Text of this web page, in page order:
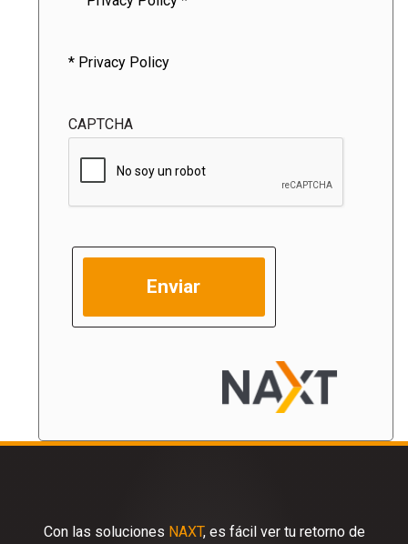
* Privacy Policy
CAPTCHA
Con las soluciones NAXT, es fácil ver tu retorno de